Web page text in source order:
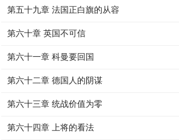
第五十九章 法国正白旗的从容
第六十章 英国不可信
第六十一章 科曼要回国
第六十二章 德国人的阴谋
第六十三章 统战价值为零
第六十四章 上将的看法